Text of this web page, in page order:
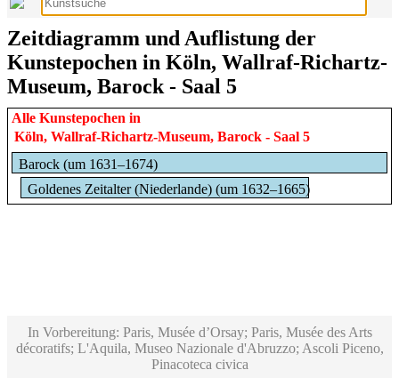
Zeitdiagramm und Auflistung der
Kunstepochen in Köln, Wallraf-Richartz-
Museum, Barock - Saal 5
Alle Kunstepochen in
Köln, Wallraf-Richartz-Museum, Barock - Saal 5
Barock (um 1631–1674)
Goldenes Zeitalter (Niederlande) (um 1632–1665)
In Vorbereitung: Paris, Musée d’Orsay; Paris, Musée des Arts
décoratifs; L'Aquila, Museo Nazionale d'Abruzzo; Ascoli Piceno,
Pinacoteca civica